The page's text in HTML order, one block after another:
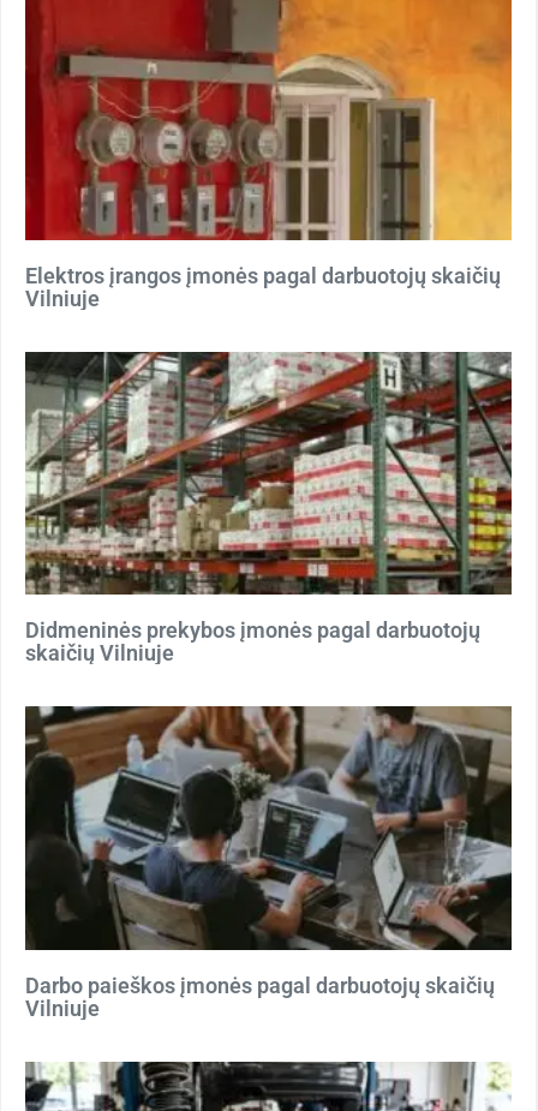
Elektros įrangos įmonės pagal darbuotojų skaičių
Vilniuje
Didmeninės prekybos įmonės pagal darbuotojų
skaičių Vilniuje
Darbo paieškos įmonės pagal darbuotojų skaičių
Vilniuje